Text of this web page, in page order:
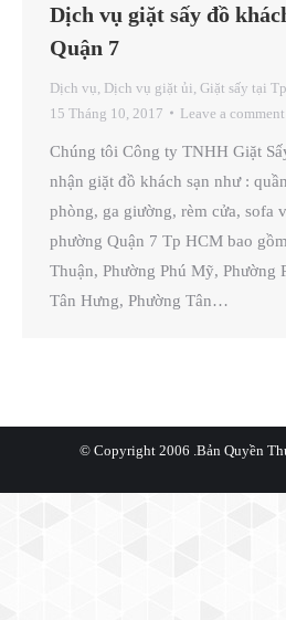
Dịch vụ giặt sấy đồ
Quận 7
Dịch vụ Dịch vụ giặt ủi Giặt sấy tại
15 Tháng 10, 2017
Leave a comment
Chúng tôi Công ty TNHH Giặt
nhận giặt đồ khách sạn như :
phòng, ga giường, rèm cửa, sofa
phường Quận 7 Tp HCM bao
Thuận, Phường Phú Mỹ, Phường
Tân Hưng, Phường Tân…
© Copyright 2006 .Bản Quyền